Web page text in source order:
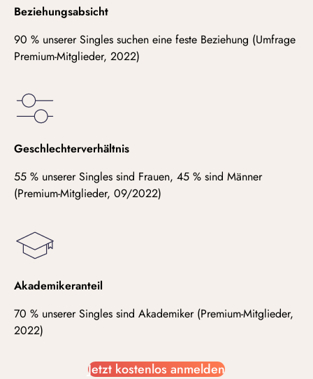
Beziehungsabsicht
90 % unserer Singles suchen eine feste Beziehung (Umfrage
Premium-Mitglieder, 2022)
Geschlechterverhältnis
55 % unserer Singles sind Frauen, 45 % sind Männer
(Premium-Mitglieder, 09/2022)
Akademikeranteil
70 % unserer Singles sind Akademiker (Premium-Mitglieder,
2022)
Jetzt kostenlos anmelden